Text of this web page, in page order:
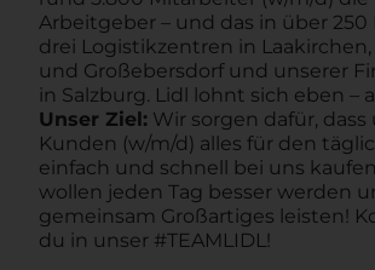
Arbeitgeber – und das in über 250
drei Logistikzentren in
und Großebersdorf und unserer
in Salzburg. Lidl lohnt sich eben –
Unser Ziel: Wir sorgen dafür, dass
Kunden (w/m/d) alles für den
einfach und schnell bei uns
wollen jeden Tag besser werden
gemeinsam Großartiges leisten!
du in unser #TEAMLIDL!